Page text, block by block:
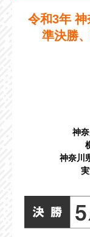
令和3年
準決勝
神
神奈川